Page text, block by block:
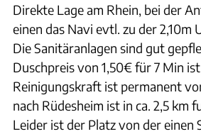
Direkte Lage am Rhein, bei der
einen das Navi evtl. zu der 2,10m
Die Sanitäranlagen sind gut
Duschpreis von 1,50€ für 7 Min
Reinigungskraft ist permanent
nach Rüdesheim ist in ca. 2,5 km
Leider ist der Platz von der einen